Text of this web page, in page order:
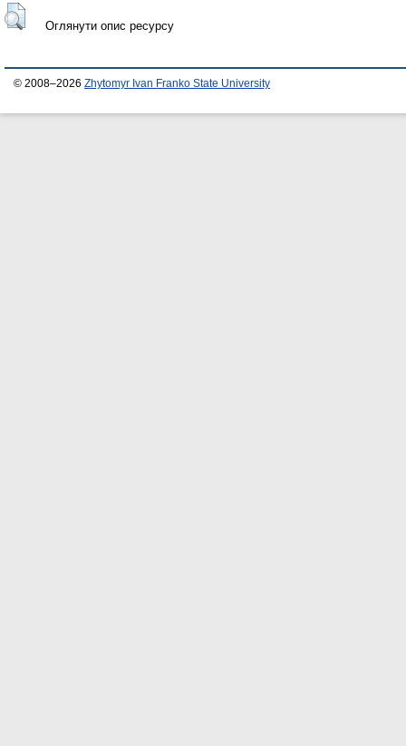
Оглянути опис ресурсу
© 2008–2026 Zhytomyr Ivan Franko State University